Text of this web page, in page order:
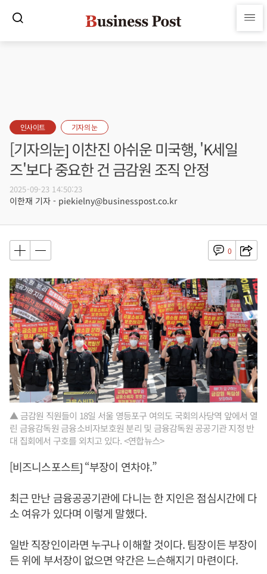
인사이트 기자의 눈
[기자의눈] 이찬진 아쉬운 미국행, 'K세일
즈'보다 중요한 건 금감원 조직 안정
2025-09-23 14:50:23
이한재 기자 - piekielny@businesspost.co.kr
0
▲ 금감원 직원들이 18일 서울 영등포구 여의도 국회의사당역 앞에서 열
린 금융감독원 금융소비자보호원 분리 및 금융감독원 공공기관 지정 반
대 집회에서 구호를 외치고 있다. <연합뉴스>
[비즈니스포스트] “부장이 연차야.”
최근 만난 금융공공기관에 다니는 한 지인은 점심시간에 다
소 여유가 있다며 이렇게 말했다.
일반 직장인이라면 누구나 이해할 것이다. 팀장이든 부장이
든 위에 부서장이 없으면 약간은 느슨해지기 마련이다.